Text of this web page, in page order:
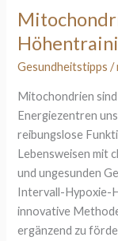
Gesundheitstipps /
Mitochondrien
Energiezentren
reibungslose
Lebensweisen mit
und ungesunden
Intervall-Hypoxie-
innovative
ergänzend zu
Höhentraining